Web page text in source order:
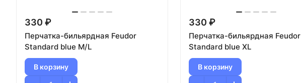
330 ₽
Перчатка-бильярдная Feudor
Standard blue M/L
В корзину
330 ₽
Перчатка-бильярдная Feudor
Standard blue XL
В корзину